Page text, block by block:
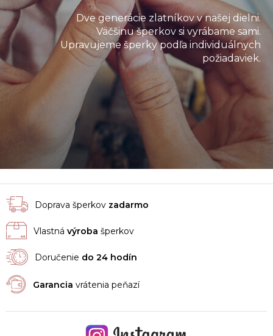
Dve generácie zlatníkov v našej dielni.
Väčšinu šperkov si vyrábame sami.
Upravujeme šperky podľa individuálnych
požiadaviek.
Doprava šperkov zadarmo
Vlastná výroba šperkov
Doručenie do 24 hodín
Garancia vrátenia peňazí